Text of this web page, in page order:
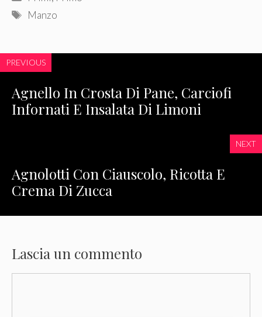
Tag
Manzo
PREVIOUS
Agnello In Crosta Di Pane, Carciofi
Infornati E Insalata Di Limoni
NEXT
Agnolotti Con Ciauscolo, Ricotta E
Crema Di Zucca
Lascia un commento